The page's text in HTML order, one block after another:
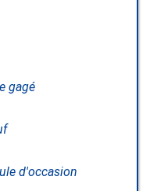
gagé
d'occasion